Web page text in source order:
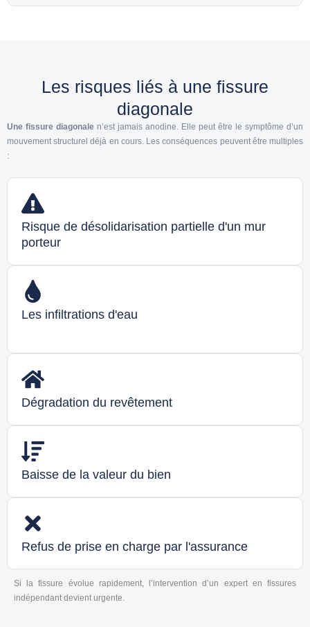
Les risques liés à une fissure
diagonale
Une fissure diagonale n’est jamais anodine. Elle peut être le symptôme d’un
mouvement structurel déjà en cours. Les conséquences peuvent être multiples
:
Risque de désolidarisation partielle d'un mur
porteur
Les infiltrations d'eau
Dégradation du revêtement
Baisse de la valeur du bien
Refus de prise en charge par l'assurance
Si la fissure évolue rapidement, l’intervention d’un expert en fissures
indépendant devient urgente.